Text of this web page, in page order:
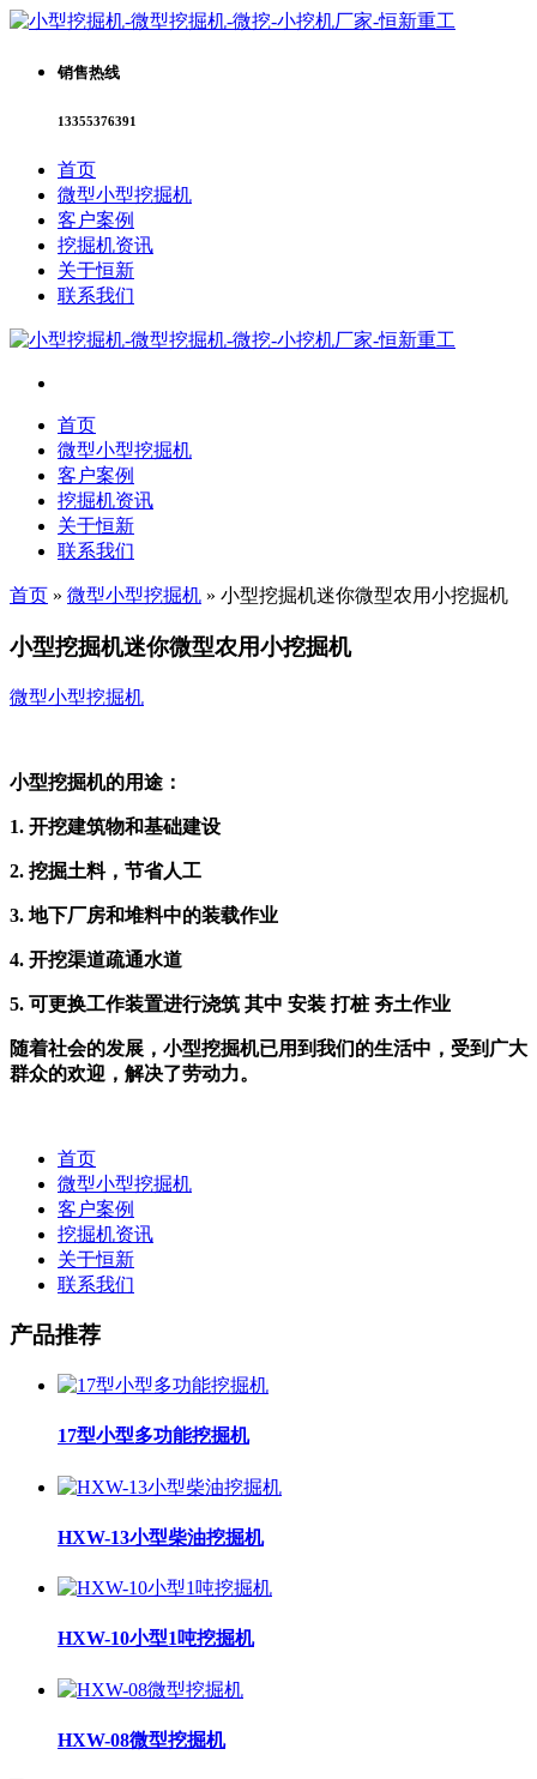
销售热线
13355376391
首页
微型小型挖掘机
客户案例
挖掘机资讯
关于恒新
联系我们
首页
微型小型挖掘机
客户案例
挖掘机资讯
关于恒新
联系我们
首页 » 微型小型挖掘机 » 小型挖掘机迷你微型农用小挖掘机
小型挖掘机迷你微型农用小挖掘机
微型小型挖掘机
小型挖掘机的用途：
1. 开挖建筑物和基础建设
2. 挖掘土料，节省人工
3. 地下厂房和堆料中的装载作业
4. 开挖渠道疏通水道
5. 可更换工作装置进行浇筑 其中 安装 打桩 夯土作业
随着社会的发展，小型挖掘机已用到我们的生活中，受到广大
群众的欢迎，解决了劳动力。
首页
微型小型挖掘机
客户案例
挖掘机资讯
关于恒新
联系我们
产品推荐
17型小型多功能挖掘机
HXW-13小型柴油挖掘机
HXW-10小型1吨挖掘机
HXW-08微型挖掘机